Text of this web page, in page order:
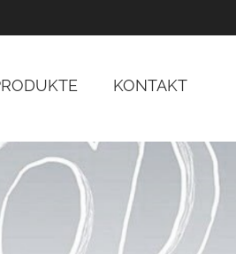
KONTAKT